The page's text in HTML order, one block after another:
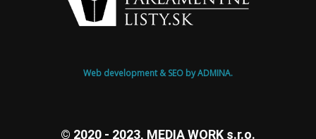
Web development & SEO by ADMINA.
© 2020 - 2023, MEDIA WORK s.r.o.